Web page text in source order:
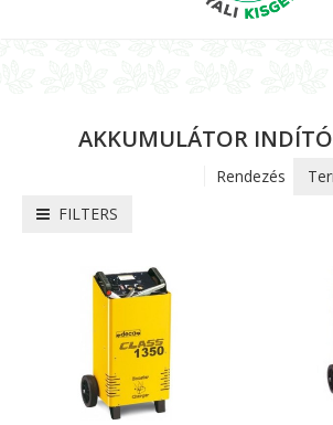
AKKUMULÁTOR
FILTERS
Rendezés